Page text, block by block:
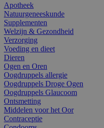
Apotheek
Natuurgeneeskunde
Supplementen
Welzijn & Gezondheid
Verzorging
Voeding en dieet
Dieren
Ogen en Oren
Oogdruppels allergie
Oogdruppels Droge Ogen
Oogdruppels Glaucoom
Ontsmetting
Middelen voor het Oor
Contraceptie